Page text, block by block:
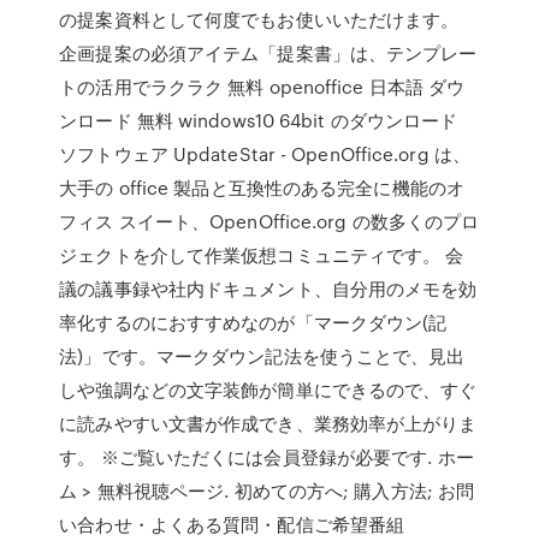
の提案資料として何度でもお使いいただけます。
企画提案の必須アイテム「提案書」は、テンプレー
トの活用でラクラク 無料 openoffice 日本語 ダウ
ンロード 無料 windows10 64bit のダウンロード
ソフトウェア UpdateStar - OpenOffice.org は、
大手の office 製品と互換性のある完全に機能のオ
フィス スイート、OpenOffice.org の数多くのプロ
ジェクトを介して作業仮想コミュニティです。 会
議の議事録や社内ドキュメント、自分用のメモを効
率化するのにおすすめなのが「マークダウン(記
法)」です。マークダウン記法を使うことで、見出
しや強調などの文字装飾が簡単にできるので、すぐ
に読みやすい文書が作成でき、業務効率が上がりま
す。 ※ご覧いただくには会員登録が必要です. ホー
ム > 無料視聴ページ. 初めての方へ; 購入方法; お問
い合わせ・よくある質問・配信ご希望番組